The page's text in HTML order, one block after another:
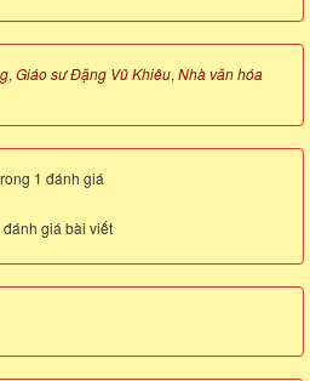
, Giáo sư Đặng Vũ Khiêu, Nhà văn hóa
1 đánh giá
giá bài viết